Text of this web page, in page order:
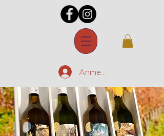
Anmelden